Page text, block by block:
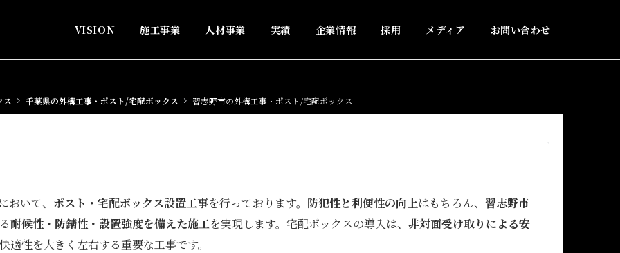
VISION 施工事業 人材事業 実績 企業情報 採用 メディア お問い合わせ
ス 千葉県の外構工事・ポスト/宅配ボックス 習志野市の外構工事・ポスト/宅配ボックス
おいて、 ポスト・宅配ボックス設置工事を行っております。 防犯性と利便性の向上はもちろん、 習志野市
耐候性・防錆性・設置強度を備えた施工を実現します。宅配ボックスの導入は、 非対面受け取りによる安
適性を大きく左右する重要な工事です。